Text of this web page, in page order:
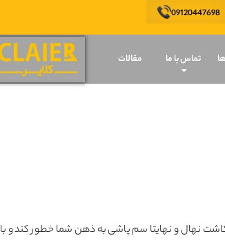
09120447698
تماس با ما مقالات
نهال و نهایتا سم پاشی به ذهن شما خطور کند و با